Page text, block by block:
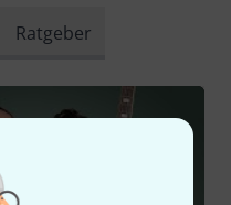
Ratgeber